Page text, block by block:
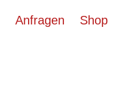
Anfragen Shop